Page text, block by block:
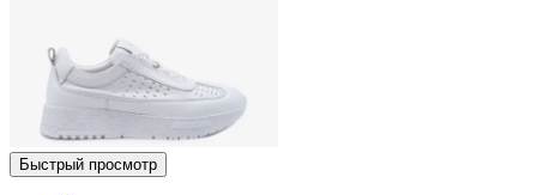
Быстрый просмотр